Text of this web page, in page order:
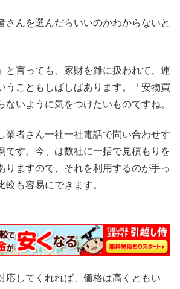
さんを選んだらいいのかわからないと
と言っても、家財を雑に扱われて、運
うこともしばしばあります。「安物買
ないように気をつけたいものですね。
業者さん一社一社電話で問い合わせす
です。今、は数社に一括で見積もりを
りますので、それを利用するのが手っ
較も容易にできます。
応してくれれば、価格は高くともい